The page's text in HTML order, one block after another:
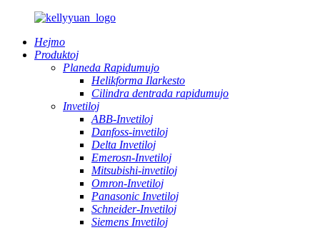
Hejmo
Produktoj
Planeda Rapidumujo
Helikforma Ilarkesto
Cilindra dentrada rapidumujo
Invetiloj
ABB-Invetiloj
Danfoss-invetiloj
Delta Invetiloj
Emerosn-Invetiloj
Mitsubishi-invetiloj
Omron-Invetiloj
Panasonic Invetiloj
Schneider-Invetiloj
Siemens Invetiloj